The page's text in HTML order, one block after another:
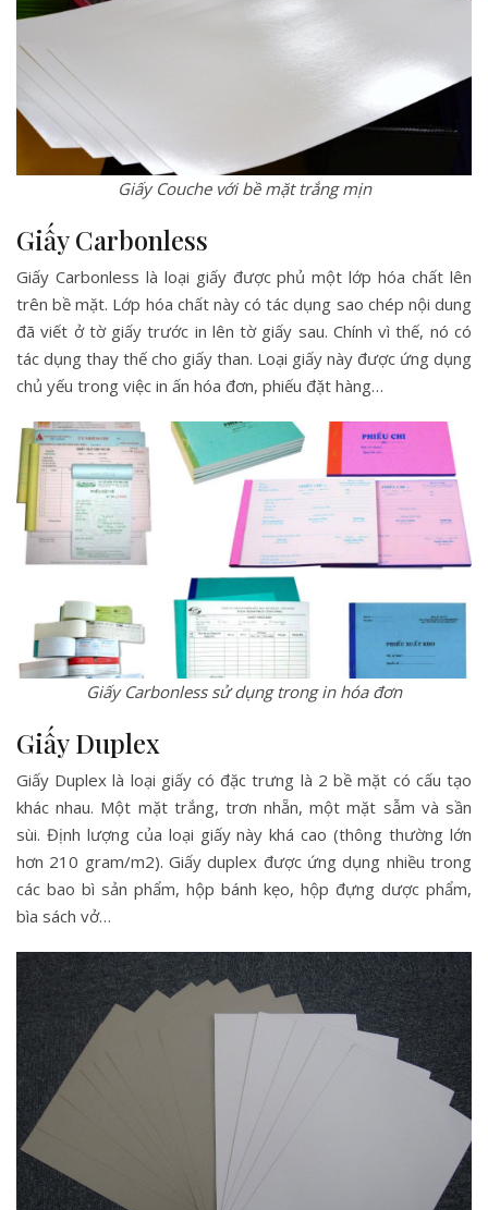
Giấy Couche với bề mặt trắng mịn
Giấy Carbonless
Giấy Carbonless là loại giấy được phủ một lớp hóa chất lên
trên bề mặt. Lớp hóa chất này có tác dụng sao chép nội dung
đã viết ở tờ giấy trước in lên tờ giấy sau. Chính vì thế, nó có
tác dụng thay thế cho giấy than. Loại giấy này được ứng dụng
chủ yếu trong việc in ấn hóa đơn, phiếu đặt hàng…
Giấy Carbonless sử dụng trong in hóa đơn
Giấy Duplex
Giấy Duplex là loại giấy có đặc trưng là 2 bề mặt có cấu tạo
khác nhau. Một mặt trắng, trơn nhẵn, một mặt sẫm và sần
sùi. Định lượng của loại giấy này khá cao (thông thường lớn
hơn 210 gram/m2). Giấy duplex được ứng dụng nhiều trong
các bao bì sản phẩm, hộp bánh kẹo, hộp đựng dược phẩm,
bìa sách vở…